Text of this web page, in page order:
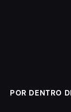
POR DENTRO